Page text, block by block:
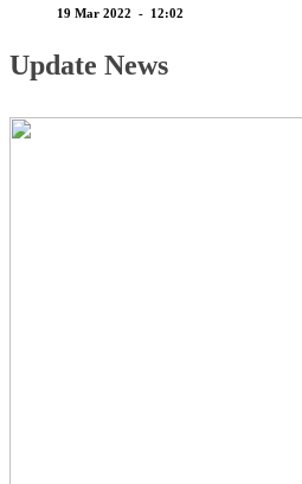
19 Mar 2022 - 12:02
Update News